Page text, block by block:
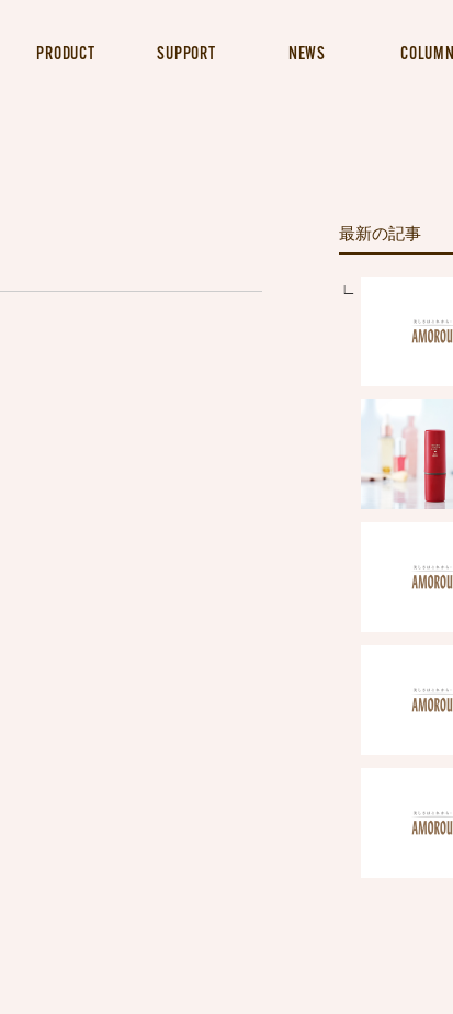
PRODUCT SUPPORT NEWS COLUMN
最新の記事